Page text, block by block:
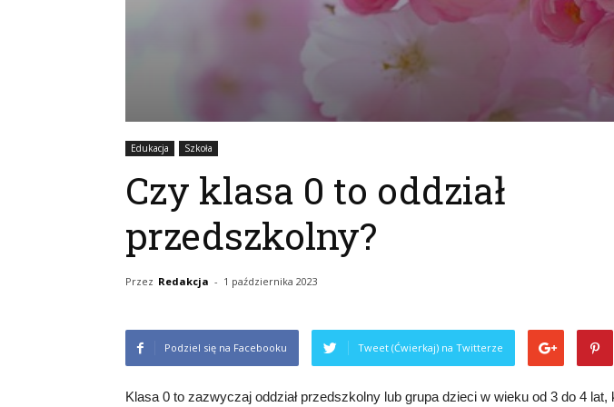
Edukacja Szkoła
Czy klasa 0 to oddział
przedszkolny?
Przez Redakcja - 1 października 2023
Podziel się na Facebooku Tweet (Ćwierkaj) na Twitterze
Klasa 0 to zazwyczaj oddział przedszkolny lub grupa dzieci w wieku od 3 do 4